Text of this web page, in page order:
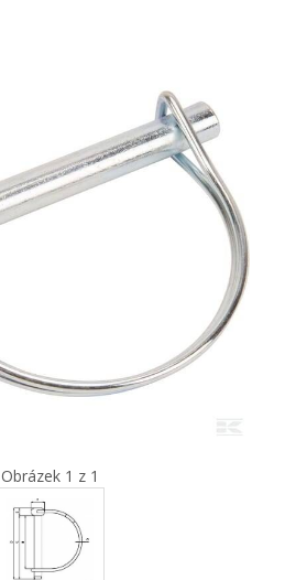
Obrázek 1 z 1